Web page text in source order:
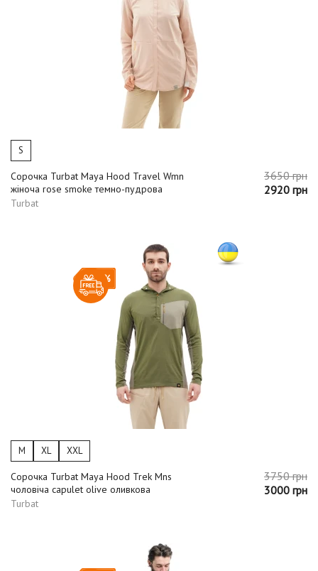
S
Сорочка Turbat Maya Hood Travel Wmn
жіноча rose smoke темно-пудрова
Turbat
3650 грн
2920 грн
-20%
M XL XXL
Сорочка Turbat Maya Hood Trek Mns
чоловіча capulet olive оливкова
Turbat
3750 грн
3000 грн